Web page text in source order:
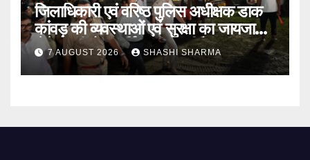
जिलाधिकारी एवं वरिष्ठ पुलिस अधीक्षक डाक
कांवड़ की व्यवस्थाओं एवं सुरक्षा का जायजा
लेने बैरागी कैंप पार्किंग स्थल जीरो ग्राउंड पर
देर रात्रि पहुंचे
7 AUGUST 2026 SHASHI SHARMA